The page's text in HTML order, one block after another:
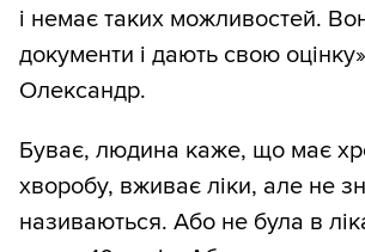
і немає таких можливостей.
документи і дають свою
Олександр.
Буває, людина каже, що має
хворобу, вживає ліки, але не
називаються. Або не була в